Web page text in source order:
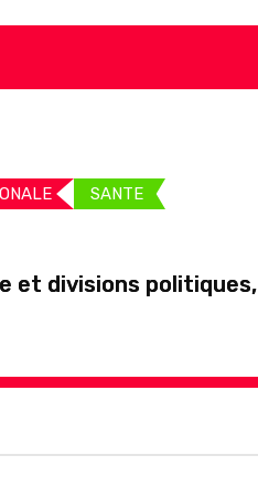
SANTE
et divisions politiques,